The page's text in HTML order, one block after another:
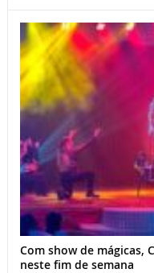
Com show de mágicas,
neste fim de semana